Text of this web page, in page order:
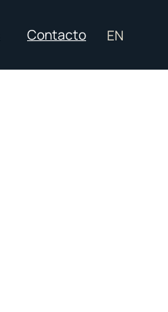
Contacto EN